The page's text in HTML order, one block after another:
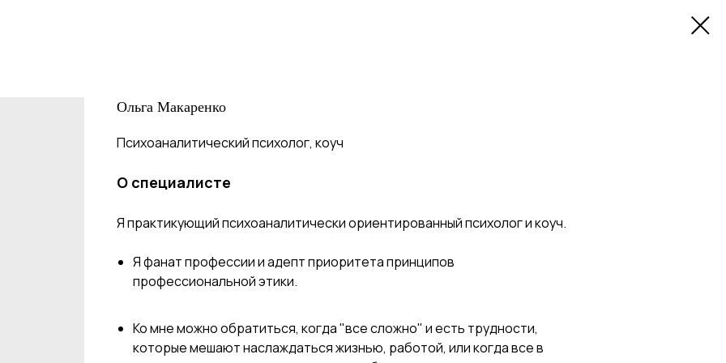
Ольга Макаренко
Психоаналитический психолог, коуч
О специалисте
Я практикующий психоаналитически ориентированный психолог и коуч.
Я фанат профессии и адепт приоритета принципов
профессиональной этики.
Ко мне можно обратиться, когда "все сложно" и есть трудности,
которые мешают наслаждаться жизнью, работой, или когда все в